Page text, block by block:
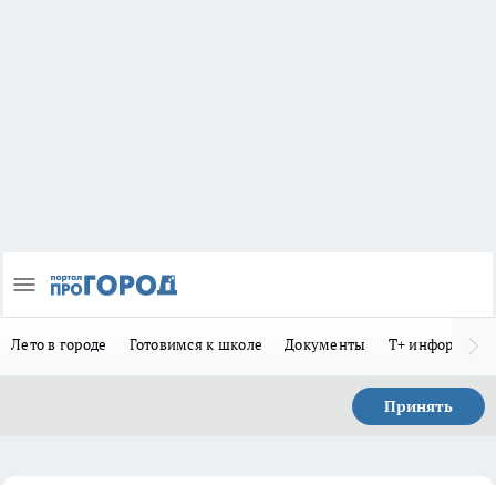
Лето в городе Готовимся к школе Документы Т+
Принять